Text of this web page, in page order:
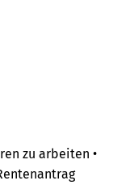
zu arbeiten •